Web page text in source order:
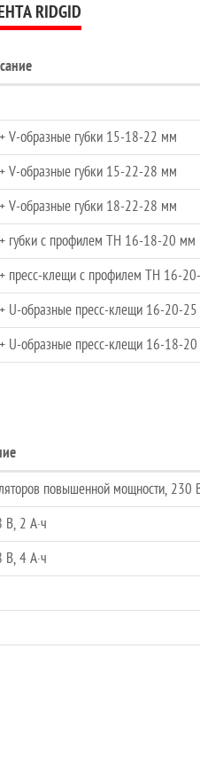
RIDGID
V-образные губки 15-18-22 мм
V-образные губки 15-22-28 мм
V-образные губки 18-22-28 мм
губки с профилем TH 16-18-20 мм
пресс-клещи с профилем TH 16-
U-образные пресс-клещи 16-20-
U-образные пресс-клещи 16-18-
повышенной мощности, 230
В, 2 А·ч
В, 4 А·ч